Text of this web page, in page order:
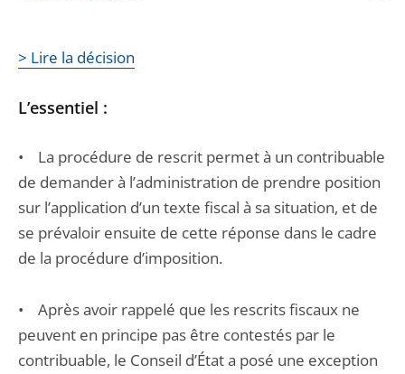
> Lire la décision
L’essentiel :
• La procédure de rescrit permet à un contribuable
de demander à l’administration de prendre position
sur l’application d’un texte fiscal à sa situation, et de
se prévaloir ensuite de cette réponse dans le cadre
de la procédure d’imposition.
• Après avoir rappelé que les rescrits fiscaux ne
peuvent en principe pas être contestés par le
contribuable, le Conseil d’État a posé une exception